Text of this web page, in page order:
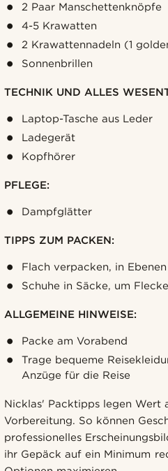
2 Paar Manschettenknöpfe
4-5 Krawatten
2 Krawattennadeln (1
Sonnenbrillen
TECHNIK UND ALLES
Laptop-Tasche aus Leder
Ladegerät
Kopfhörer
PFLEGE:
Dampfglätter
TIPPS ZUM PACKEN:
Flach verpacken, in
Schuhe in Säcke, um
ALLGEMEINE HINWEISE:
Packe am Vorabend
Trage bequeme
Anzüge für die Reise
Nicklas' Packtipps legen Wert
Vorbereitung. So können
professionelles
ihr Gepäck auf ein Minimum